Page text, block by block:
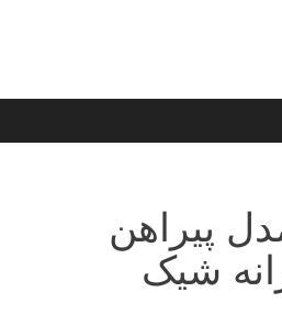
پیراهن
شیک